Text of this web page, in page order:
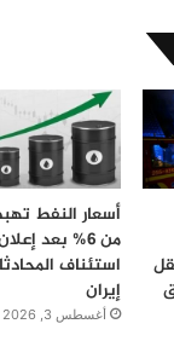
أسعار النفط
من 6% بعد
استئناف
إيران
أغسطس 3, 2026